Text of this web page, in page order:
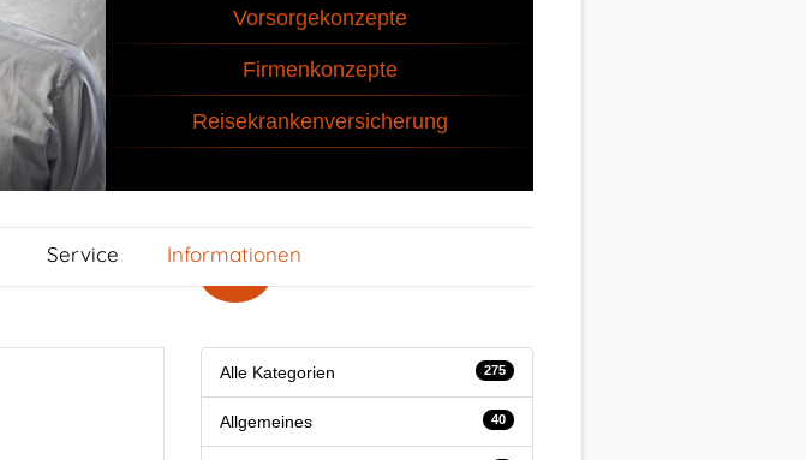
Vorsorgekonzepte
Firmenkonzepte
Reisekrankenversicherung
Service Informationen
Alle Kategorien 275
Allgemeines 40